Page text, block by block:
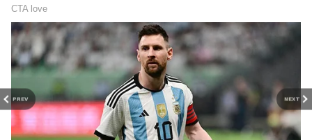
PREV NEXT